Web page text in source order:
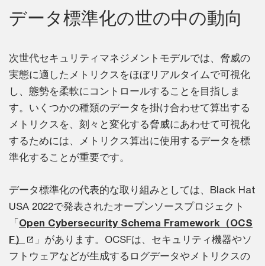
データ標準化の世の中の動向
次世代セキュリティマネジメントモデルでは、脅威の
実態に適したメトリクスをほぼリアルタイムで可視化
し、態勢を柔軟にコントロールすることを目指しま
す。いくつかの種類のデータを掛け合わせて算出する
メトリクスを、刻々と変化する脅威にあわせて可視化
するためには、メトリクス算出に使用するデータを標
準化することが重要です。
データ標準化の代表的な取り組みとしては、Black Hat
USA 2022で発表されたオープンソースプロジェクト
「Open Cybersecurity Schema Framework（OCS
F）
」があります。OCSFは、セキュリティ機器やソ
フトウェアなどが生成するログデータやメトリクスの